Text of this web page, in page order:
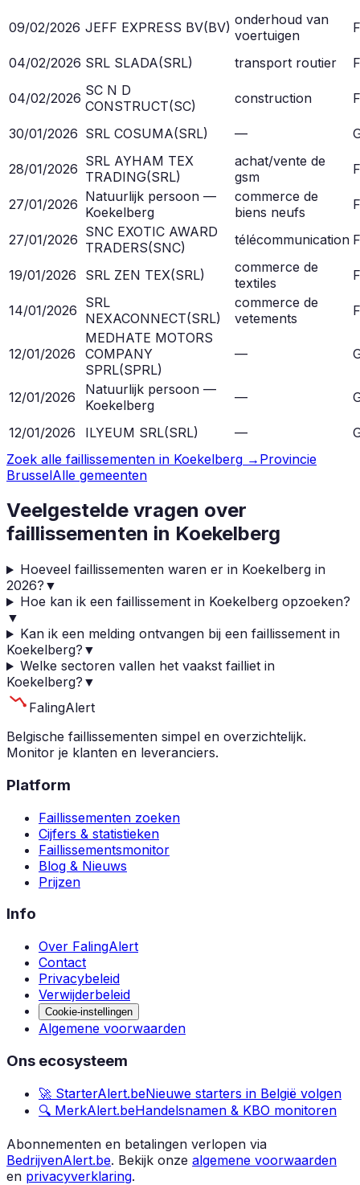
09/02/2026 JEFF EXPRESS BV(BV) onderhoud van
voertuigen
04/02/2026 SRL SLADA(SRL) transport routier
04/02/2026 SC N D
CONSTRUCT(SC) construction
30/01/2026 SRL COSUMA(SRL) —
28/01/2026 SRL AYHAM TEX
TRADING(SRL)
achat/vente de
gsm
27/01/2026 Natuurlijk persoon —
Koekelberg
commerce de
biens neufs
27/01/2026 SNC EXOTIC AWARD
TRADERS(SNC) télécommunication
19/01/2026 SRL ZEN TEX(SRL)
commerce de
textiles
14/01/2026 SRL
NEXACONNECT(SRL)
commerce de
vetements
12/01/2026
MEDHATE MOTORS
COMPANY
SPRL(SPRL)
—
12/01/2026
Natuurlijk persoon —
Koekelberg
—
12/01/2026 ILYEUM SRL(SRL) —
Zoek alle faillissementen in Koekelberg → Provincie
BrusselAlle gemeenten
Veelgestelde vragen over
faillissementen in Koekelberg
Hoeveel faillissementen waren er in Koekelberg in
2026? ▼
Hoe kan ik een faillissement in Koekelberg opzoeken?
▼
Kan ik een melding ontvangen bij een faillissement in
Koekelberg? ▼
Welke sectoren vallen het vaakst failliet in
Koekelberg? ▼
FalingAlert
Belgische faillissementen simpel en overzichtelijk.
Monitor je klanten en leveranciers.
Platform
Faillissementen zoeken
Cijfers & statistieken
Faillissementsmonitor
Blog & Nieuws
Prijzen
Info
Over FalingAlert
Contact
Privacybeleid
Verwijderbeleid
Cookie-instellingen
Algemene voorwaarden
Ons ecosysteem
🚀 StarterAlert.beNieuwe starters in België volgen
🔍 MerkAlert.beHandelsnamen & KBO monitoren
Abonnementen en betalingen verlopen via
BedrijvenAlert.be. Bekijk onze algemene voorwaarden
en privacyverklaring.